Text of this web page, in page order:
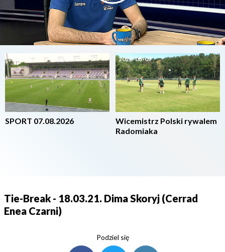
2026-08-07
SPORT 07.08.2026
2026-08-07
Wicemistrz Polski rywalem
Radomiaka
Tie-Break - 18.03.21. Dima Skoryj (Cerrad
Enea Czarni)
Podziel się